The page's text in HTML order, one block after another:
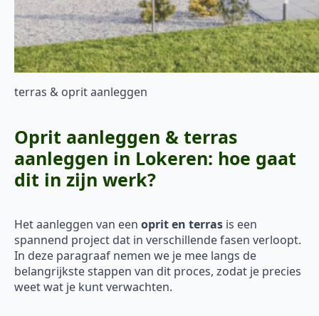
terras & oprit aanleggen
Oprit aanleggen & terras
aanleggen in Lokeren: hoe gaat
dit in zijn werk?
Het aanleggen van een oprit en terras is een
spannend project dat in verschillende fasen verloopt.
In deze paragraaf nemen we je mee langs de
belangrijkste stappen van dit proces, zodat je precies
weet wat je kunt verwachten.